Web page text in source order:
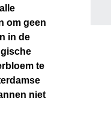
om geen
in de
te
niet